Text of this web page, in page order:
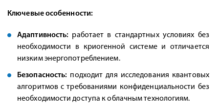
Ключевые особенности:
Адаптивность: работает в стандартных условиях без
необходимости в криогенной системе и отличается
низким энергопотреблением.
Безопасность: подходит для исследования квантовых
алгоритмов с требованиями конфиденциальности без
необходимости доступа к облачным технологиям.